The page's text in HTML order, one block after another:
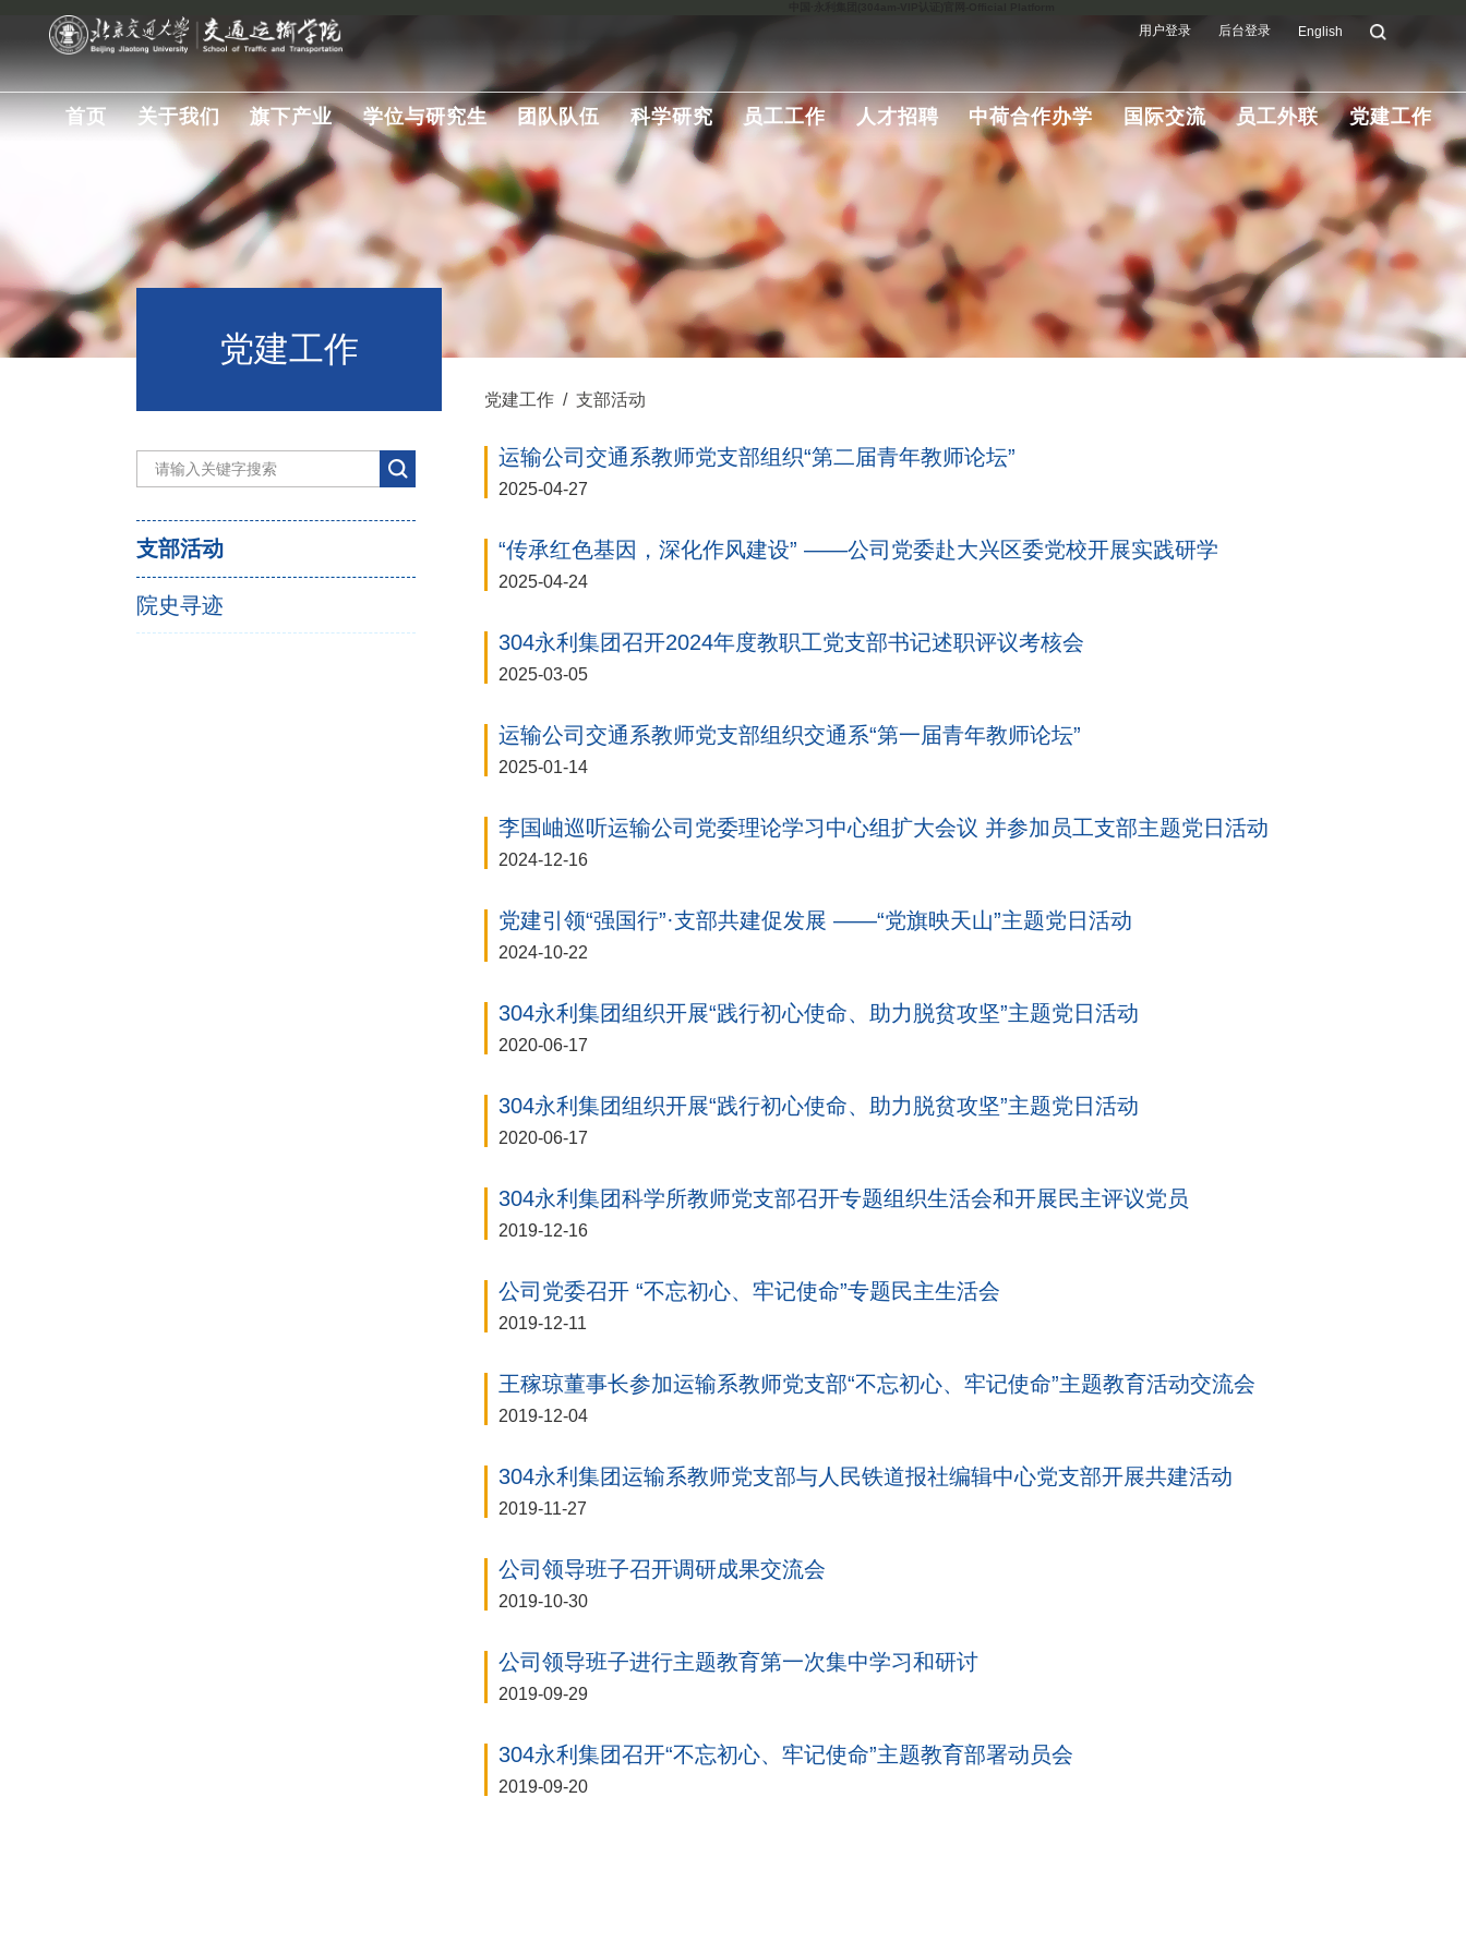
首页 关于我们 旗下产业 学位与研究生 团队队伍 科学研究 员工工作 人才招聘 中荷合作办学 国际交流 员工外联 党建工作
用户登录 后台登录 English
党建工作
支部活动
院史寻迹
党建工作 / 支部活动
运输公司交通系教师党支部组织“第二届青年教师论坛”
2025-04-27
“传承红色基因，深化作风建设” ——公司党委赴大兴区委党校开展实践研学
2025-04-24
304永利集团召开2024年度教职工党支部书记述职评议考核会
2025-03-05
运输公司交通系教师党支部组织交通系“第一届青年教师论坛”
2025-01-14
李国岫巡听运输公司党委理论学习中心组扩大会议 并参加员工支部主题党日活动
2024-12-16
党建引领“强国行”·支部共建促发展 ——“党旗映天山”主题党日活动
2024-10-22
304永利集团组织开展“践行初心使命、助力脱贫攻坚”主题党日活动
2020-06-17
304永利集团组织开展“践行初心使命、助力脱贫攻坚”主题党日活动
2020-06-17
304永利集团科学所教师党支部召开专题组织生活会和开展民主评议党员
2019-12-16
公司党委召开 “不忘初心、牢记使命”专题民主生活会
2019-12-11
王稼琼董事长参加运输系教师党支部“不忘初心、牢记使命”主题教育活动交流会
2019-12-04
304永利集团运输系教师党支部与人民铁道报社编辑中心党支部开展共建活动
2019-11-27
公司领导班子召开调研成果交流会
2019-10-30
公司领导班子进行主题教育第一次集中学习和研讨
2019-09-29
304永利集团召开“不忘初心、牢记使命”主题教育部署动员会
2019-09-20